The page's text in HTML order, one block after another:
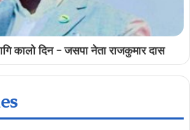
कालो दिन - जसपा नेता राजकुमार दास